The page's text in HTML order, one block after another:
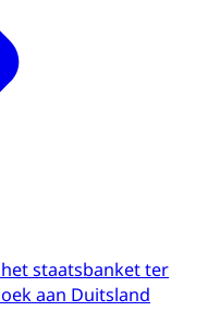
staatsbanket ter
aan Duitsland